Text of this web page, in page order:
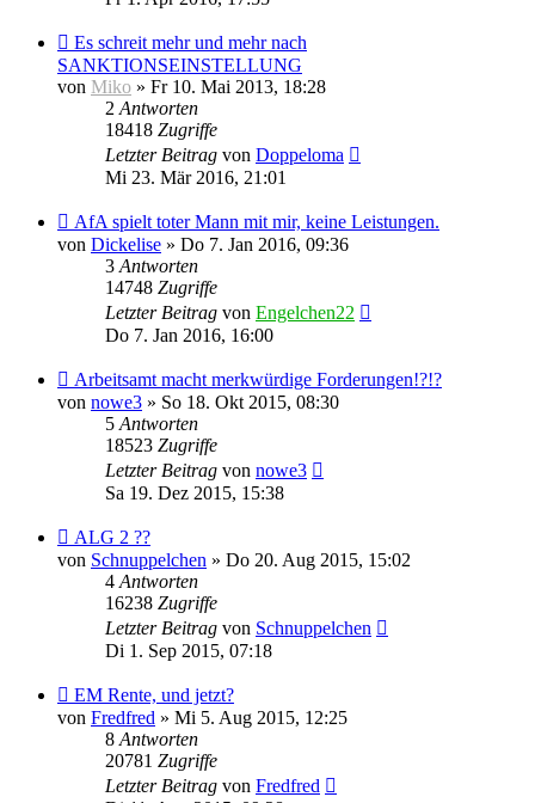
Es schreit mehr und mehr nach
SANKTIONSEINSTELLUNG
von Miko » Fr 10. Mai 2013, 18:28
2Antworten
18418 Zugriffe
Letzter Beitrag von Doppeloma
Mi 23. Mär 2016, 21:01
AfA spielt toter Mann mit mir, keine Leistungen.
von Dickelise » Do 7. Jan 2016, 09:36
3Antworten
14748 Zugriffe
Letzter Beitrag von Engelchen22
Do 7. Jan 2016, 16:00
Arbeitsamt macht merkwürdige Forderungen!?!?
von nowe3 » So 18. Okt 2015, 08:30
5Antworten
18523 Zugriffe
Letzter Beitrag von nowe3
Sa 19. Dez 2015, 15:38
ALG 2 ??
von Schnuppelchen » Do 20. Aug 2015, 15:02
4Antworten
16238 Zugriffe
Letzter Beitrag von Schnuppelchen
Di 1. Sep 2015, 07:18
EM Rente, und jetzt?
von Fredfred » Mi 5. Aug 2015, 12:25
8Antworten
20781 Zugriffe
Letzter Beitrag von Fredfred